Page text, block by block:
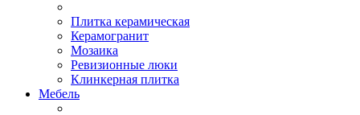
Плитка керамическая
Керамогранит
Мозаика
Ревизионные люки
Клинкерная плитка
Мебель